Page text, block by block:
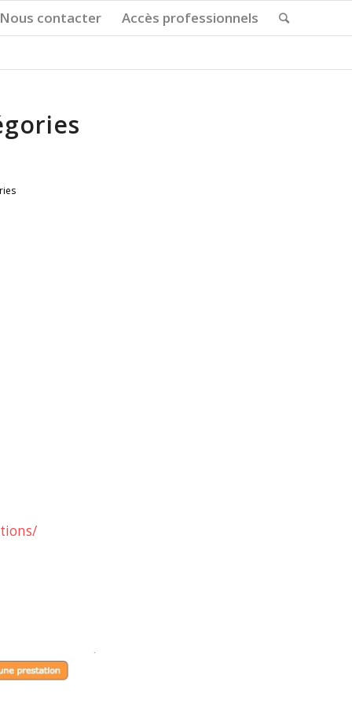
Nous contacter Accès professionnels